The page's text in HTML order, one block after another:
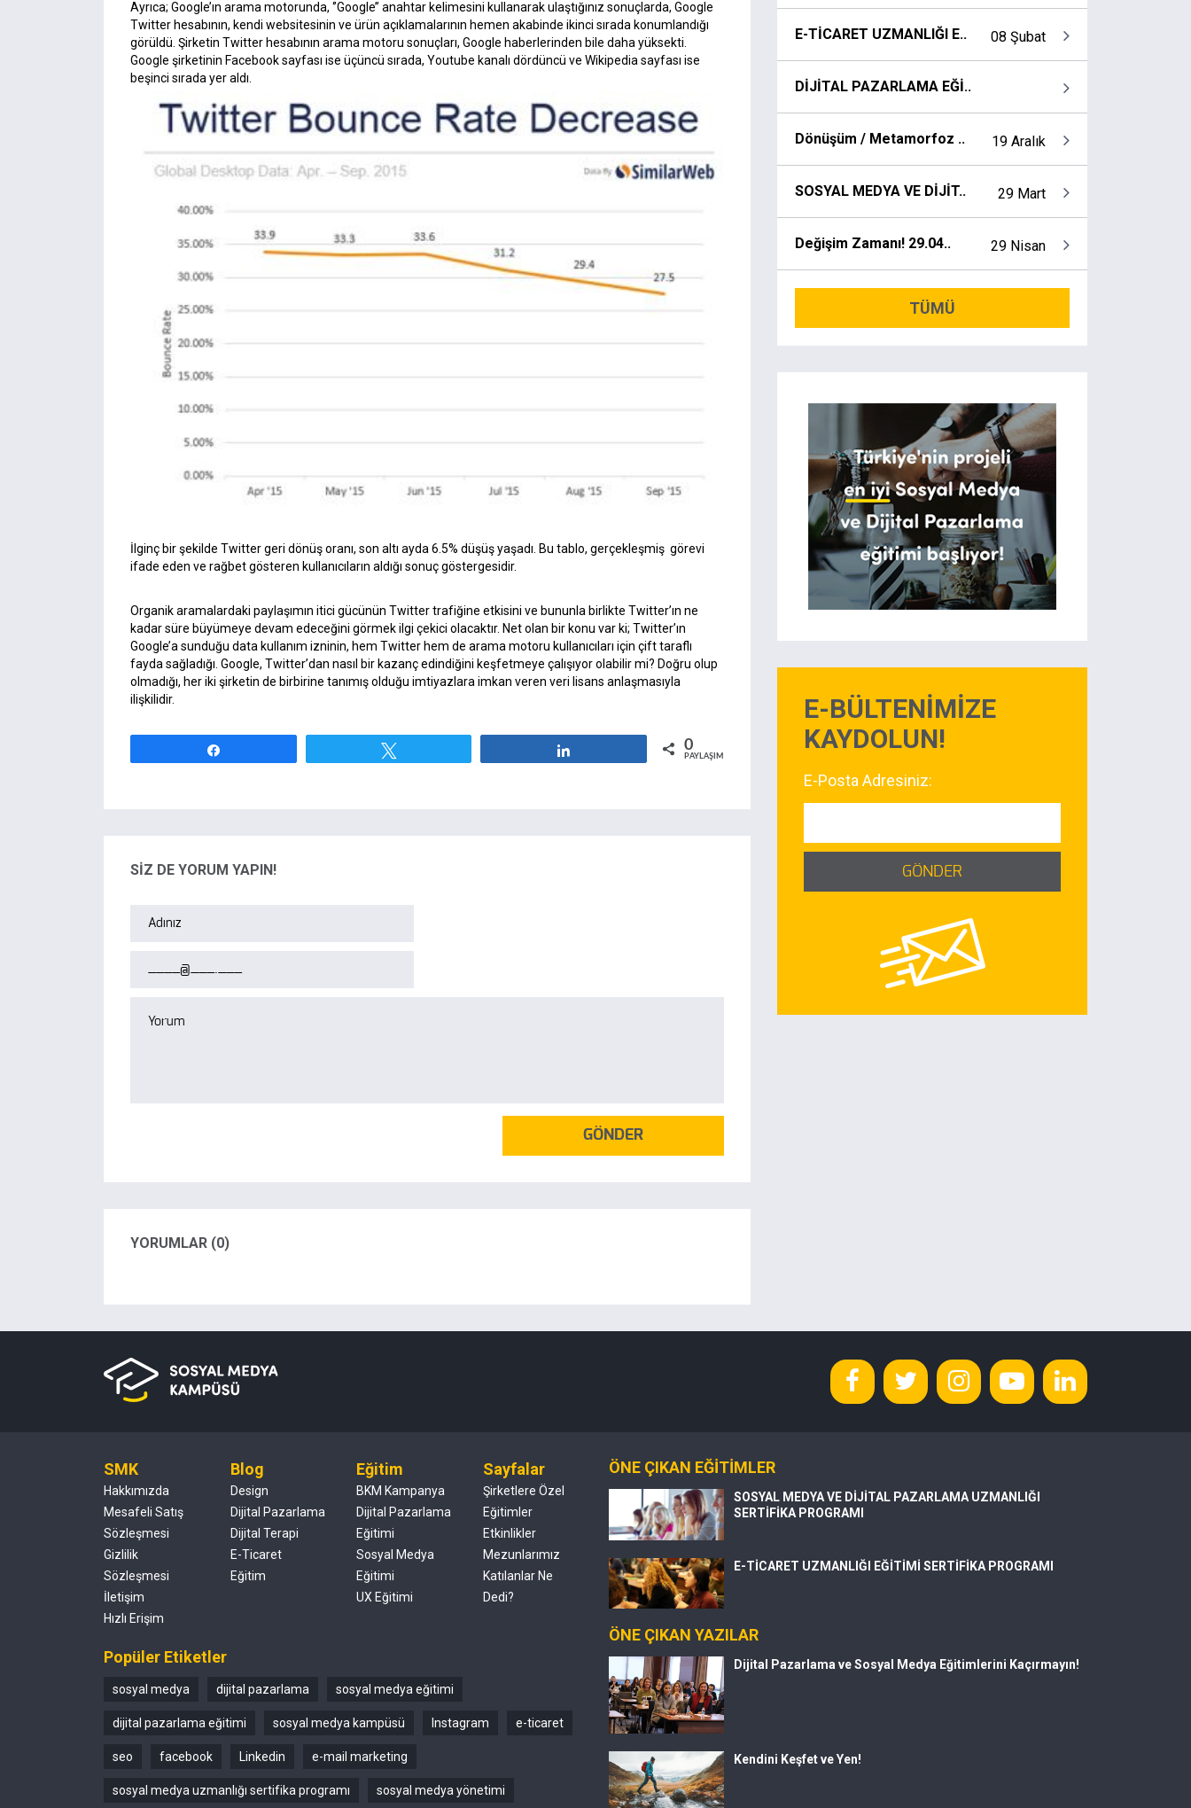
Ayrıca; Google’ın arama motorunda, ‘’Google’’ anahtar kelimesini kullanarak ulaştığınız sonuçlarda, Google
Twitter hesabının, kendi websitesinin ve ürün açıklamalarının hemen akabinde ikinci sırada konumlandığı
görüldü. Şirketin Twitter hesabının arama motoru sonuçları, Google haberlerinden bile daha yüksekti.
Google şirketinin Facebook sayfası ise üçüncü sırada, Youtube kanalı dördüncü ve Wikipedia sayfası ise
beşinci sırada yer aldı.
İlginç bir şekilde Twitter geri dönüş oranı, son altı ayda 6.5% düşüş yaşadı. Bu tablo, gerçekleşmiş görevi
ifade eden ve rağbet gösteren kullanıcıların aldığı sonuç göstergesidir.
Organik aramalardaki paylaşımın itici gücünün Twitter trafiğine etkisini ve bununla birlikte Twitter’ın ne
kadar süre büyümeye devam edeceğini görmek ilgi çekici olacaktır. Net olan bir konu var ki; Twitter’ın
Google’a sunduğu data kullanım izninin, hem Twitter hem de arama motoru kullanıcıları için çift taraflı
fayda sağladığı. Google, Twitter’dan nasıl bir kazanç edindiğini keşfetmeye çalışıyor olabilir mi? Doğru olup
olmadığı, her iki şirketin de birbirine tanımış olduğu imtiyazlara imkan veren veri lisans anlaşmasıyla
ilişkilidir.
0
PAYLAŞIMLAR
SİZ DE YORUM YAPIN!
GÖNDER
YORUMLAR (0)
E-TİCARET UZMANLIĞI E.. 08 Şubat
DİJİTAL PAZARLAMA EĞİ..
Dönüşüm / Metamorfoz .. 19 Aralık
SOSYAL MEDYA VE DİJİT.. 29 Mart
Değişim Zamanı! 29.04.. 29 Nisan
TÜMÜ
E-BÜLTENİMİZE
KAYDOLUN!
E-Posta Adresiniz:
GÖNDER
SMK
Hakkımızda
Mesafeli Satış
Sözleşmesi
Gizlilik
Sözleşmesi
İletişim
Hızlı Erişim
Blog
Design
Dijital Pazarlama
Dijital Terapi
E-Ticaret
Eğitim
Eğitim
BKM Kampanya
Dijital Pazarlama
Eğitimi
Sosyal Medya
Eğitimi
UX Eğitimi
Sayfalar
Şirketlere Özel
Eğitimler
Etkinlikler
Mezunlarımız
Katılanlar Ne
Dedi?
Popüler Etiketler
sosyal medya dijital pazarlama sosyal medya eğitimi
dijital pazarlama eğitimi sosyal medya kampüsü Instagram e-ticaret
seo facebook Linkedin e-mail marketing
sosyal medya uzmanlığı sertifika programı sosyal medya yönetimi
ÖNE ÇIKAN EĞİTİMLER
SOSYAL MEDYA VE DİJİTAL PAZARLAMA UZMANLIĞI
SERTİFİKA PROGRAMI
E-TİCARET UZMANLIĞI EĞİTİMİ SERTİFİKA PROGRAMI
ÖNE ÇIKAN YAZILAR
Dijital Pazarlama ve Sosyal Medya Eğitimlerini Kaçırmayın!
Kendini Keşfet ve Yen!